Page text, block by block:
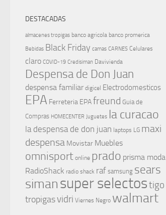
DESTACADAS
almacenes tropigas banco agricola banco promerica
Bebidas Black Friday camas CARNES Celulares
claro COVID-19 Credisiman Davivienda
Despensa de Don Juan
despensa familiar digicel Electrodomesticos
EPA Ferreteria EPAfreund Guia de
Compras HOMECENTER Juguetes la curacao
la despensa de don juan laptops LG maxi
despensa Movistar Muebles
omnisport online prado prisma moda
RadioShack radio shack raf samsung sears
simansuper selectostigo
tropigasvidri Viernes Negro walmart